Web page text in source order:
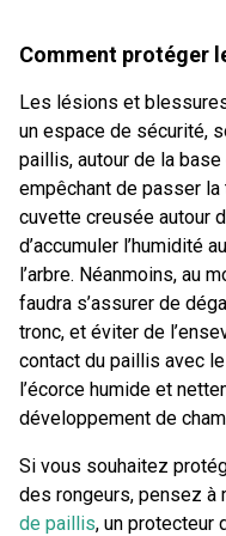
Comment protéger
Les lésions et
un espace de sécurité,
paillis, autour de la
empêchant de passer
cuvette creusée autour
d’accumuler l’humidité
l’arbre. Néanmoins, au
faudra s’assurer de
tronc, et éviter de
contact du paillis avec
l’écorce humide et
développement de
Si vous souhaitez
des rongeurs, pensez à
de paillis, un protecteur